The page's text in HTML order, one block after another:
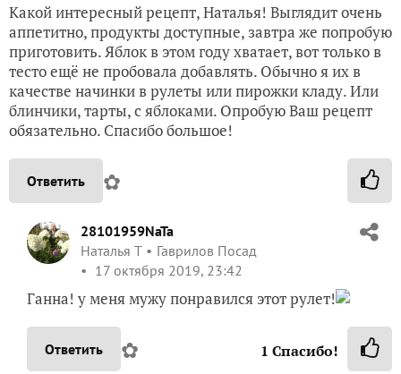
Какой интересный рецепт, Наталья! Выглядит очень
аппетитно, продукты доступные, завтра же попробую
приготовить. Яблок в этом году хватает, вот только в
тесто ещё не пробовала добавлять. Обычно я их в
качестве начинки в рулеты или пирожки кладу. Или
блинчики, тарты, с яблоками. Опробую Ваш рецепт
обязательно. Спасибо большое!
Ответить ✿
28101959NaTa
Наталья Т
Гаврилов Посад
17 октября 2019, 23:42
Ганна! у меня мужу понравился этот рулет!
Ответить ✿ 1 Спасибо!